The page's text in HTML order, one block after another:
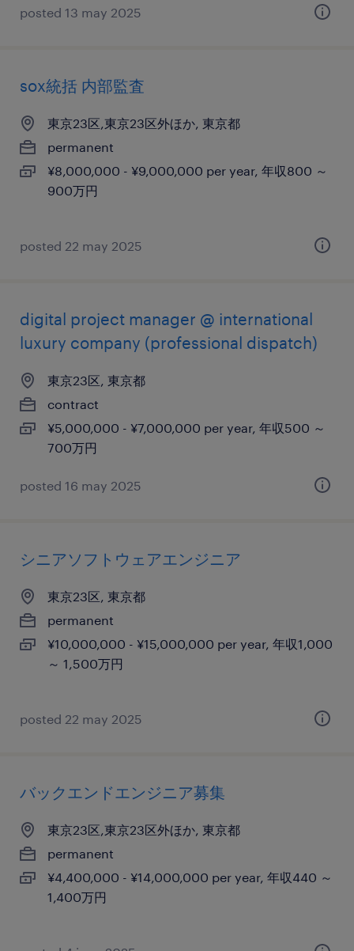
posted 13 may 2025
sox統括 内部監査
東京23区,東京23区外ほか, 東京都
permanent
¥8,000,000 - ¥9,000,000 per year, 年収800 ～
900万円
posted 22 may 2025
digital project manager @ international
luxury company (professional dispatch)
東京23区, 東京都
contract
¥5,000,000 - ¥7,000,000 per year, 年収500 ～
700万円
posted 16 may 2025
シニアソフトウェアエンジニア
東京23区, 東京都
permanent
¥10,000,000 - ¥15,000,000 per year, 年収1,000
～ 1,500万円
posted 22 may 2025
バックエンドエンジニア募集
東京23区,東京23区外ほか, 東京都
permanent
¥4,400,000 - ¥14,000,000 per year, 年収440 ～
1,400万円